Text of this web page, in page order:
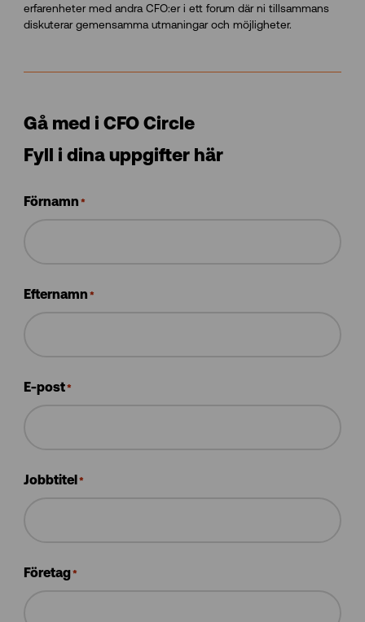
erfarenheter med andra CFO:er i ett forum där ni tillsammans
diskuterar gemensamma utmaningar och möjligheter.
Gå med i CFO Circle
Fyll i dina uppgifter här
Förnamn *
Efternamn *
E-post*
Jobbtitel *
Företag*